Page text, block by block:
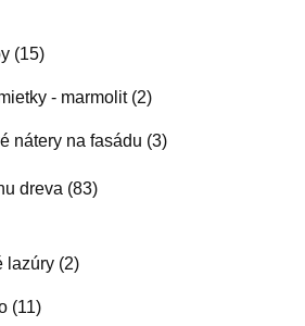
(15)
- marmolit (2)
nátery na fasádu (3)
dreva (83)
lazúry (2)
(11)